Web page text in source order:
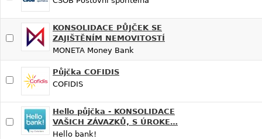
KONSOLIDACE PŮJČEK SE
ZAJIŠTĚNÍM NEMOVITOSTÍ
MONETA Money Bank
Půjčka COFIDIS
COFIDIS
Hello půjčka - KONSOLIDACE
VAŠICH ZÁVAZKŮ, S ÚROKE…
Hello bank!